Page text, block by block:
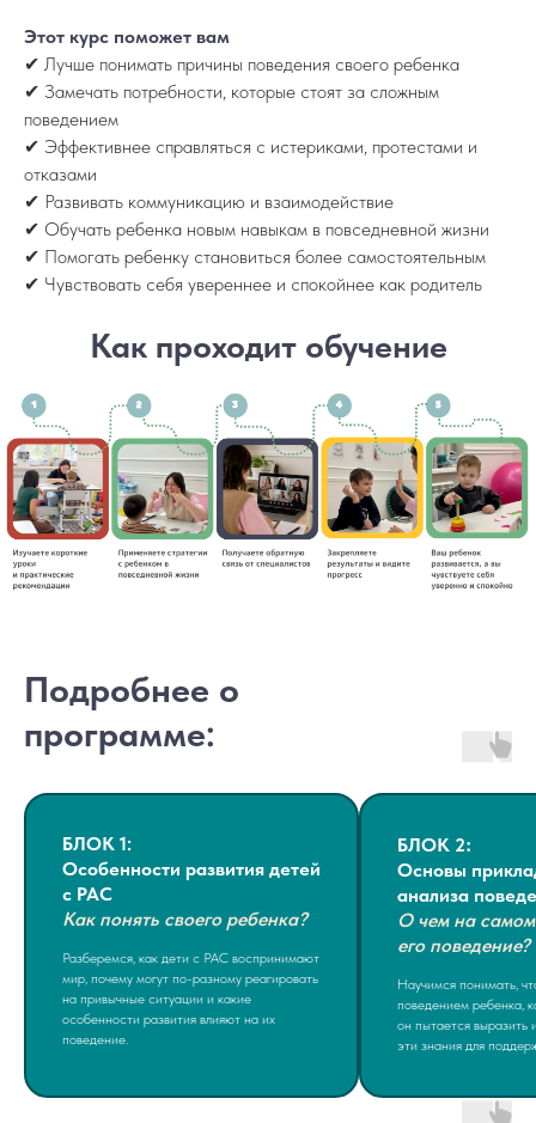
Этот курс поможет вам
✔ Лучше понимать причины поведения своего ребенка
✔ Замечать потребности, которые стоят за сложным
поведением
✔ Эффективнее справляться с истериками, протестами и
отказами
✔ Развивать коммуникацию и взаимодействие
✔ Обучать ребенка новым навыкам в повседневной жизни
✔ Помогать ребенку становиться более самостоятельным
✔ Чувствовать себя увереннее и спокойнее как родитель
Как проходит обучение
Подробнее о
программе:
БЛОК 1:
Особенности развития детей
с РАС
Как понять своего ребенка?
Разберемся, как дети с РАС воспринимают
мир, почему могут по-разному реагировать
на привычные ситуации и какие
особенности развития влияют на их
поведение.
БЛОК 2:
Основы
анализа
О чем на самом
его поведение?
Научимся понимать,
поведением ребенка,
он пытается выразить
эти знания для